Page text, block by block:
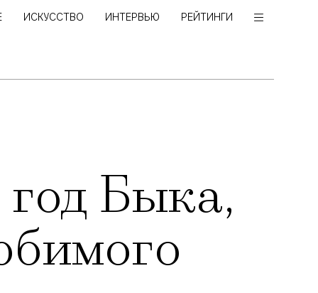
ИСКУССТВО ИНТЕРВЬЮ РЕЙТИНГИ
Быка,